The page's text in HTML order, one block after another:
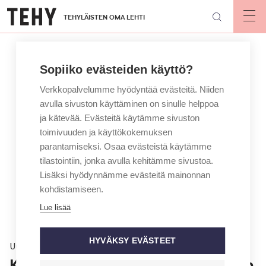
Hyppää
pääsisältöön
TEHYLÄISTEN OMA LEHTI
Uutinen
Sopiiko evästeiden käyttö?
Verkkopalvelumme hyödyntää evästeitä. Niiden
avulla sivuston käyttäminen on sinulle helppoa
ja kätevää. Evästeitä käytämme sivuston
toimivuuden ja käyttökokemuksen
parantamiseksi. Osaa evästeistä käytämme
tilastointiin, jonka avulla kehitämme sivustoa.
Lisäksi hyödynnämme evästeitä mainonnan
kohdistamiseen.
Lue lisää
HYVÄKSY EVÄSTEET